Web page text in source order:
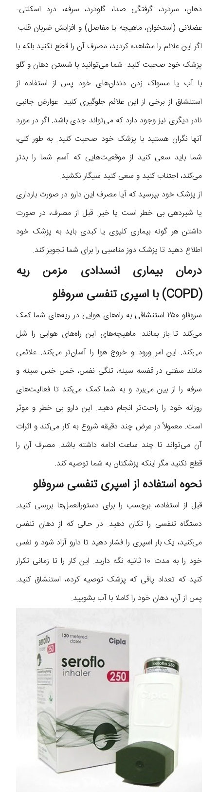
دهان، سردرد، گرفتگی صدا، گلودرد، سرفه، درد اسکلتی-
عضلانی (استخوان، ماهیچه یا مفاصل) و افزایش ضربان قلب.
اگر این علائم را مشاهده کردید، مصرف آن را قطع نکنید بلکه با
پزشک خود صحبت کنید. شما می‌توانید با شستن دهان و گلو
با آب یا مسواک زدن دندان‌های خود پس از استفاده از
استنشاق از برخی از این علائم جلوگیری کنید. عوارض جانبی
نادر دیگری نیز وجود دارد که می‌تواند جدی باشد. اگر در مورد
آنها نگران هستید با پزشک خود صحبت کنید. به طور کلی،
شما باید سعی کنید از موقعیت‌هایی که آسم شما را بدتر
می‌کند، اجتناب کنید و سعی کنید سیگار نکشید.
از پزشک خود بپرسید که آیا مصرف این دارو در صورت بارداری
یا شیردهی بی خطر است یا خیر. قبل از مصرف، در صورت
داشتن هر گونه بیماری کلیوی یا کبدی باید به پزشک خود
اطلاع دهید تا پزشک دوز مناسبی را برای شما تجویز کند.
درمان بیماری انسدادی مزمن ریه
(COPD) با اسپری تنفسی سروفلو
سروفلو ۲۵۰ استنشاقی به راه‌های هوایی در ریه‌های شما کمک
می‌کند تا باز بمانند. ماهیچه‌های این راه‌های هوایی را شل
می‌کند. این امر ورود و خروج هوا را آسان‌تر می‌کند. علائمی
مانند سفتی در قفسه سینه، تنگی نفس، خس خس سینه و
سرفه را از بین می‌برد و به شما کمک می‌کند تا فعالیت‌های
روزانه خود را راحت‌تر انجام دهید. این دارو بی خطر و موثر
است. معمولاً در عرض چند دقیقه شروع به کار می‌کند و اثرات
آن می‌تواند تا چند ساعت ادامه داشته باشد. مصرف آن را
قطع نکنید مگر اینکه پزشکتان به شما توصیه کند.
نحوه استفاده از اسپری تنفسی سروفلو
قبل از استفاده، برچسب را برای دستورالعمل‌ها بررسی کنید.
دستگاه تنفسی را تکان دهید. در حالی که از دهان تنفس
می‌کنید، یک بار اسپری را فشار دهید تا دارو آزاد شود و نفس
خود را به مدت ۱۰ ثانیه نگه دارید. این کار را تا زمانی تکرار
کنید که تعداد پافی که پزشک توصیه کرده، استنشاق کنید.
پس از آن، دهان خود را کاملا با آب بشویید.